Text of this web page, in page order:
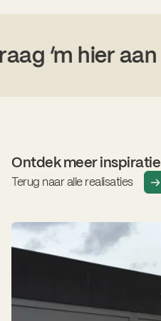
‘m hier aan
Ontdek meer inspiratie
Terug naar alle realisaties